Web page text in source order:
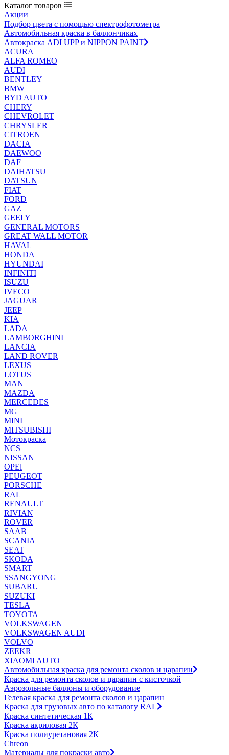
Каталог товаров
Акции
Подбор цвета с помощью спектрофотометра
Автомобильная краска в баллончиках
Автокраска ADI UPP и NIPPON PAINT
ACURA
ALFA ROMEO
AUDI
BENTLEY
BMW
BYD AUTO
CHERY
CHEVROLET
CHRYSLER
CITROEN
DACIA
DAEWOO
DAF
DAIHATSU
DATSUN
FIAT
FORD
GAZ
GEELY
GENERAL MOTORS
GREAT WALL MOTOR
HAVAL
HONDA
HYUNDAI
INFINITI
ISUZU
IVECO
JAGUAR
JEEP
KIA
LADA
LAMBORGHINI
LANCIA
LAND ROVER
LEXUS
LOTUS
MAN
MAZDA
MERCEDES
MG
MINI
MITSUBISHI
Мотокраска
NCS
NISSAN
OPEl
PEUGEOT
PORSCHE
RAL
RENAULT
RIVIAN
ROVER
SAAB
SCANIA
SEAT
SKODA
SMART
SSANGYONG
SUBARU
SUZUKI
TESLA
TOYOTA
VOLKSWAGEN
VOLKSWAGEN AUDI
VOLVO
ZEEKR
XIAOMI AUTO
Автомобильная краска для ремонта сколов и царапин
Краска для ремонта сколов и царапин с кисточкой
Аэрозольные баллоны и оборудование
Гелевая краска для ремонта сколов и царапин
Краска для грузовых авто по каталогу RAL
Краска синтетическая 1К
Краска акриловая 2К
Краска полиуретановая 2К
Chreon
Материалы для покраски авто